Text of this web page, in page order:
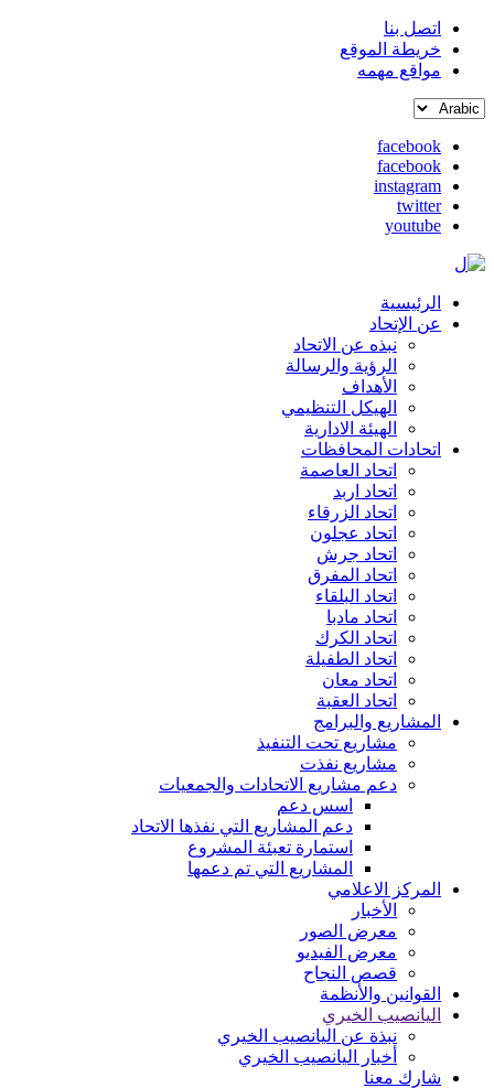
القائمة
العلوية
(header
top)
اتصل بنا
خريطة الموقع
مواقع مهمه
Select
language
social
media
facebook
facebook
instagram
twitter
youtube
Main
navigation
الرئيسية
عن الإتحاد
نبذه عن الاتحاد
الرؤية والرسالة
الأهداف
الهيكل التنظيمي
الهيئة الادارية
اتحادات المحافظات
اتحاد العاصمة
اتحاد اربد
اتحاد الزرقاء
اتحاد عجلون
اتحاد جرش
اتحاد المفرق
اتحاد البلقاء
اتحاد مادبا
اتحاد الكرك
اتحاد الطفيلة
اتحاد معان
اتحاد العقبة
المشاريع والبرامج
مشاريع تحت التنفيذ
مشاريع نفذت
دعم مشاريع الاتحادات والجمعيات
اسس دعم
دعم المشاريع التي نفذها الاتحاد
استمارة تعبئة المشروع
المشاريع التي تم دعمها
المركز الاعلامي
الأخبار
معرض الصور
معرض الفيديو
قصص النجاح
القوانين والأنظمة
اليانصيب الخيري
نبذة عن اليانصيب الخيري
أخبار اليانصيب الخيري
شارك معنا